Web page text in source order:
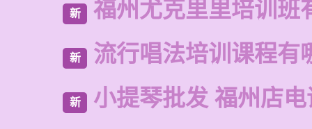
新 福州尤克里里培训班
新 流行唱法培训课程有
新 小提琴批发 福州店电